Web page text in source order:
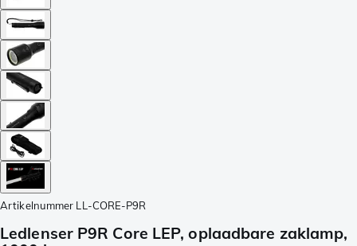
Artikelnummer LL-CORE-P9R
Ledlenser P9R Core LEP, oplaadbare zaklamp,